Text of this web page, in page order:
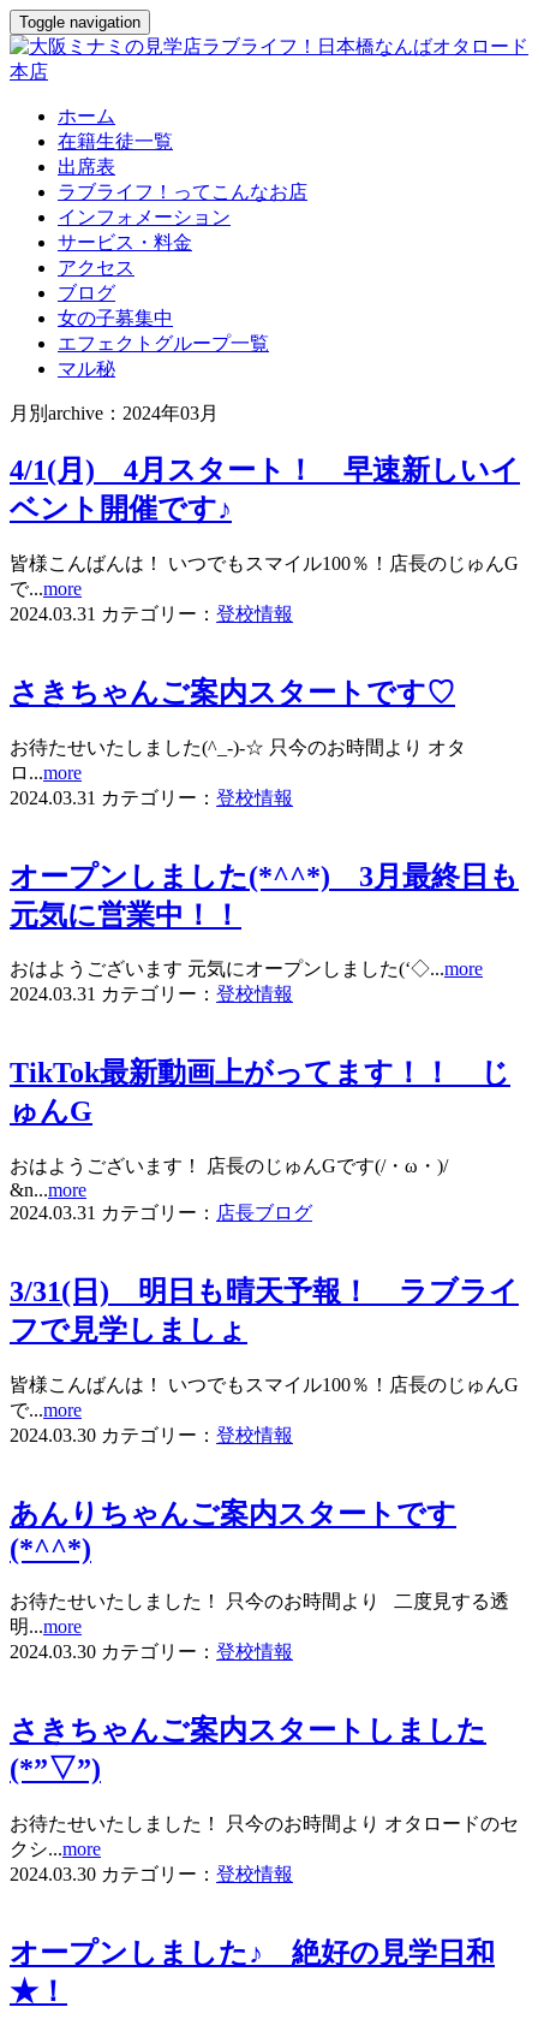
Toggle navigation
ホーム
在籍生徒一覧
出席表
ラブライフ！ってこんなお店
インフォメーション
サービス・料金
アクセス
ブログ
女の子募集中
エフェクトグループ一覧
マル秘
月別archive：2024年03月
4/1(月) 4月スタート！ 早速新しいイ
ベント開催です♪
皆様こんばんは！ いつでもスマイル100％！店長のじゅんG
で...more
2024.03.31 カテゴリー： 登校情報
さきちゃんご案内スタートです♡
お待たせいたしました(^_-)-☆ 只今のお時間より オタ
ロ...more
2024.03.31 カテゴリー： 登校情報
オープンしました(*^^*) 3月最終日も
元気に営業中！！
おはようございます 元気にオープンしました(‘◇...more
2024.03.31 カテゴリー： 登校情報
TikTok最新動画上がってます！！ じ
ゅんG
おはようございます！ 店長のじゅんGです(/・ω・)/
&n...more
2024.03.31 カテゴリー： 店長ブログ
3/31(日) 明日も晴天予報！ ラブライ
フで見学しましょ
皆様こんばんは！ いつでもスマイル100％！店長のじゅんG
で...more
2024.03.30 カテゴリー： 登校情報
あんりちゃんご案内スタートです
(*^^*)
お待たせいたしました！ 只今のお時間より 二度見する透
明...more
2024.03.30 カテゴリー： 登校情報
さきちゃんご案内スタートしました
(*”▽”)
お待たせいたしました！ 只今のお時間より オタロードのセ
クシ...more
2024.03.30 カテゴリー： 登校情報
オープンしました♪ 絶好の見学日和
★！